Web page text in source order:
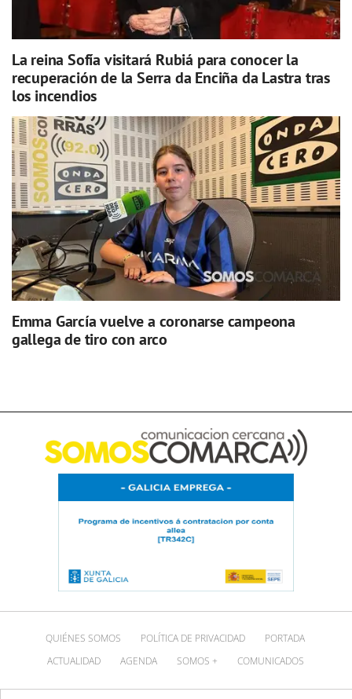
La reina Sofía visitará Rubiá para conocer la
recuperación de la Serra da Enciña da Lastra tras
los incendios
Emma García vuelve a coronarse campeona
gallega de tiro con arco
QUIÉNES SOMOS POLÍTICA DE PRIVACIDAD
PORTADA
ACTUALIDAD
AGENDA SOMOS + COMUNICADOS